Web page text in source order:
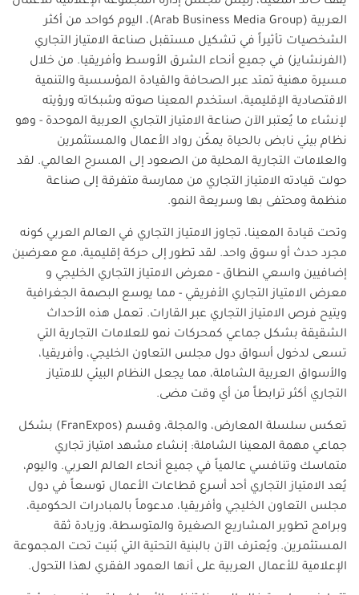
العربية (Arab Business Media Group)، اليوم كواحد من أكثر
الشخصيات تأثيراً في تشكيل مستقبل صناعة الامتياز التجاري
(الفرنشايز) في جميع أنحاء الشرق الأوسط وأفريقيا. من خلال
مسيرة مهنية تمتد عبر الصحافة والقيادة المؤسسية والتنمية
الاقتصادية الإقليمية، استخدم المعينا صوته وشبكاته ورؤيته
لإنشاء ما يُعتبر الآن صناعة الامتياز التجاري العربية الموحدة - وهو
نظام بيئي نابض بالحياة يمكّن رواد الأعمال والمستثمرين
والعلامات التجارية المحلية من الصعود إلى المسرح العالمي. لقد
حولت قيادته الامتياز التجاري من ممارسة متفرقة إلى صناعة
منظمة ومحتفى بها وسريعة النمو.
وتحت قيادة المعينا، تجاوز الامتياز التجاري في العالم العربي كونه
مجرد حدث أو سوق واحد. لقد تطور إلى حركة إقليمية، مع معرضين
إضافيين واسعي النطاق - معرض الامتياز التجاري الخليجي و
معرض الامتياز التجاري الأفريقي - مما يوسع البصمة الجغرافية
ويتيح فرص الامتياز التجاري عبر القارات. تعمل هذه الأحداث
الشقيقة بشكل جماعي كمحركات نمو للعلامات التجارية التي
تسعى لدخول أسواق دول مجلس التعاون الخليجي، وأفريقيا،
والأسواق العربية الشاملة، مما يجعل النظام البيئي للامتياز
التجاري أكثر ترابطاً من أي وقت مضى.
تعكس سلسلة المعارض، والمجلة، وقسم (FranExpos) بشكل
جماعي مهمة المعينا الشاملة: إنشاء مشهد امتياز تجاري
متماسك وتنافسي عالمياً في جميع أنحاء العالم العربي. واليوم،
يُعد الامتياز التجاري أحد أسرع قطاعات الأعمال توسعاً في دول
مجلس التعاون الخليجي وأفريقيا، مدعوماً بالمبادرات الحكومية،
وبرامج تطوير المشاريع الصغيرة والمتوسطة، وزيادة ثقة
المستثمرين. ويُعترف الآن بالبنية التحتية التي بُنيت تحت المجموعة
الإعلامية للأعمال العربية على أنها العمود الفقري لهذا التحول.